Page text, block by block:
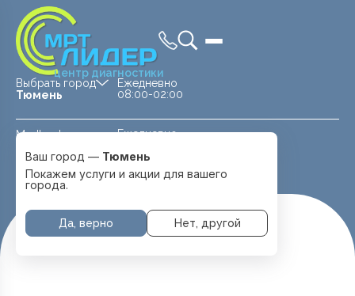
центр диагностики
Выбрать город
Тюмень
Medland —
Тюмень
Ежедневно
08:00-02:00
Ежедневно
Перейти
Ваш город — Тюмень
Покажем услуги и акции для вашего
города.
Да, верно Нет, другой
Главная Услуги и цены МРТ Головы